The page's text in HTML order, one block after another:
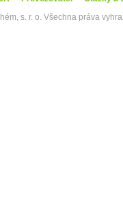
s. r. o. Všechna práva